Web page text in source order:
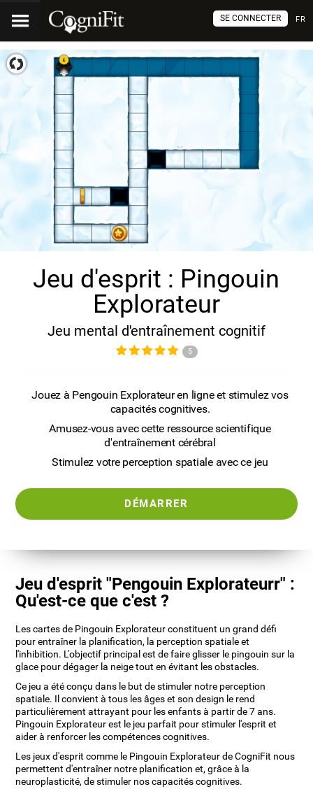
FR
SE CONNECTER
Jeu d'esprit : Pingouin
Explorateur
Jeu mental d'entraînement cognitif
5
Jouez à Pengouin Explorateur en ligne et stimulez vos
capacités cognitives.
Amusez-vous avec cette ressource scientifique
d'entraînement cérébral
Stimulez votre perception spatiale avec ce jeu
DÉMARRER
Jeu d'esprit "Pengouin Explorateurr" :
Qu'est-ce que c'est ?
Les cartes de Pingouin Explorateur constituent un grand défi
pour entraîner la planification, la perception spatiale et
l'inhibition. L'objectif principal est de faire glisser le pingouin sur la
glace pour dégager la neige tout en évitant les obstacles.
Ce jeu a été conçu dans le but de stimuler notre perception
spatiale. Il convient à tous les âges et son design le rend
particulièrement attrayant pour les enfants à partir de 7 ans.
Pingouin Explorateur est le jeu parfait pour stimuler l'esprit et
aider à renforcer les compétences cognitives.
Les jeux d'esprit comme le Pingouin Explorateur de CogniFit nous
permettent d'entraîner notre planification et, grâce à la
neuroplasticité, de stimuler nos capacités cognitives.